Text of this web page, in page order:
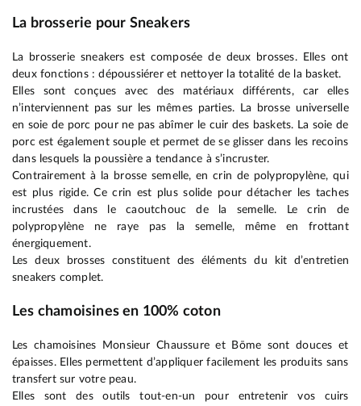
La brosserie pour Sneakers
La brosserie sneakers est composée de deux brosses. Elles ont
deux fonctions : dépoussiérer et nettoyer la totalité de la basket.
Elles sont conçues avec des matériaux différents, car elles
n’interviennent pas sur les mêmes parties. La brosse universelle
en soie de porc pour ne pas abîmer le cuir des baskets. La soie de
porc est également souple et permet de se glisser dans les recoins
dans lesquels la poussière a tendance à s’incruster.
Contrairement à la brosse semelle, en crin de polypropylène, qui
est plus rigide. Ce crin est plus solide pour détacher les taches
incrustées dans le caoutchouc de la semelle. Le crin de
polypropylène ne raye pas la semelle, même en frottant
énergiquement.
Les deux brosses constituent des éléments du kit d’entretien
sneakers complet.
Les chamoisines en 100% coton
Les chamoisines Monsieur Chaussure et Bōme sont douces et
épaisses. Elles permettent d’appliquer facilement les produits sans
transfert sur votre peau.
Elles sont des outils tout-en-un pour entretenir vos cuirs